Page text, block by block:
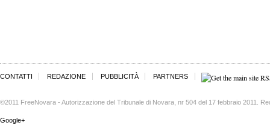
CONTATTI REDAZIONE PUBBLICITÀ PARTNERS
©2011 FreeNovara - Autorizzazione del Tribunale di Novara, nr 504 del 17 febbraio 2011.
Google+